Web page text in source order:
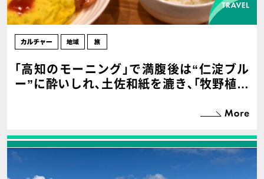
｢高知のモーニング｣で満腹後は“仁淀ブル
ー”に酔いしれ､土佐和紙を漉き､｢牧野植物